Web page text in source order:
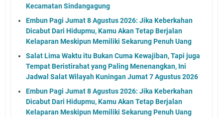
Kecamatan Sindangagung
Embun Pagi Jumat 8 Agustus 2026: Jika Keberkahan
Dicabut Dari Hidupmu, Kamu Akan Tetap Berjalan
Kelaparan Meskipun Memiliki Sekarung Penuh Uang
Salat Lima Waktu itu Bukan Cuma Kewajiban, Tapi juga
Tempat Beristirahat yang Paling Menenangkan, Ini
Jadwal Salat Wilayah Kuningan Jumat 7 Agustus 2026
Embun Pagi Jumat 8 Agustus 2026: Jika Keberkahan
Dicabut Dari Hidupmu, Kamu Akan Tetap Berjalan
Kelaparan Meskipun Memiliki Sekarung Penuh Uang